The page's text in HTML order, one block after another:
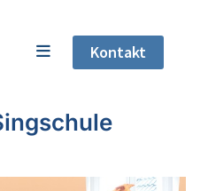
Kontakt